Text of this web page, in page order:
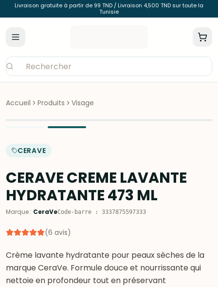
Livraison gratuite à partir de 99 TND / Livraison 4,500 TND sur toute la
Tunisie
Accueil Produits Visage
CERAVE
CERAVE CREME LAVANTE
HYDRATANTE 473 ML
Marque : CeraVeCode-barre : 3337875597333
(6 avis)
Crème lavante hydratante pour peaux sèches de la
marque CeraVe. Formule douce et nourrissante qui
nettoie en profondeur tout en préservant